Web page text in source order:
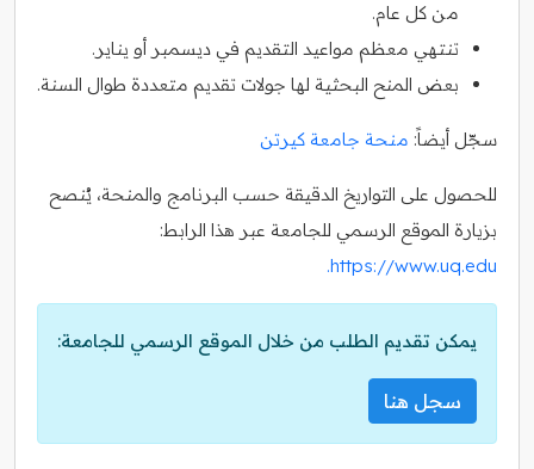
من كل عام.
تنتهي معظم مواعيد التقديم في ديسمبر أو يناير.
بعض المنح البحثية لها جولات تقديم متعددة طوال السنة.
سجّل أيضاً: منحة جامعة كيرتن
للحصول على التواريخ الدقيقة حسب البرنامج والمنحة، يُنصح
بزيارة الموقع الرسمي للجامعة عبر هذا الرابط:
https://www.uq.edu.
يمكن تقديم الطلب من خلال الموقع الرسمي للجامعة:
سجل هنا